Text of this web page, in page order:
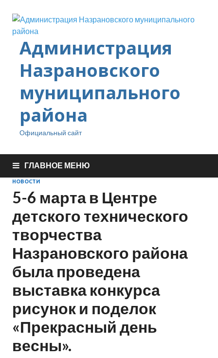
Администрация
Назрановского
муниципального
района
Официальный сайт
ГЛАВНОЕ МЕНЮ
НОВОСТИ
5-6 марта в Центре
детского технического
творчества
Назрановского района
была проведена
выставка конкурса
рисунок и поделок
«Прекрасный день
весны».